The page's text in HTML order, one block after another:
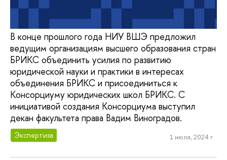
В конце прошлого года НИУ ВШЭ предложил
ведущим организациям высшего образования стран
БРИКС объединить усилия по развитию
юридической науки и практики в интересах
объединения БРИКС и присоединиться к
Консорциуму юридических школ БРИКС. С
инициативой создания Консорциума выступил
декан факультета права Вадим Виноградов.
Экспертиза 1 июля, 2024 г.